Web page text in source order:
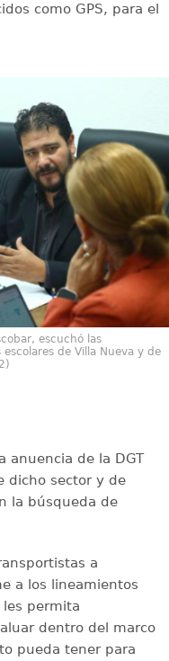
como GPS, para el
escuchó las
de Villa Nueva y de
anuencia de la DGT
dicho sector y de
la búsqueda de
a
a los lineamientos
permita
dentro del marco
pueda tener para